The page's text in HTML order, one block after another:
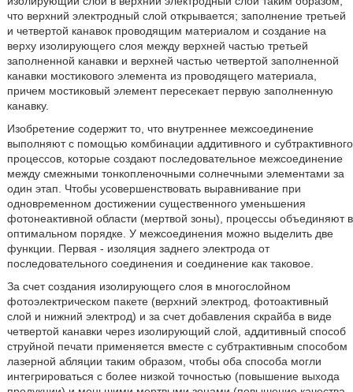
что верхний электродный слой открывается; заполнение третьей
и четвертой канавок проводящим материалом и создание на
верху изолирующего слоя между верхней частью третьей
заполненной канавки и верхней частью четвертой заполненной
канавки мостикового элемента из проводящего материала,
причем мостиковый элемент пересекает первую заполненную
канавку.
Изобретение содержит то, что внутреннее межсоединение
выполняют с помощью комбинации аддитивного и субтрактивного
процессов, которые создают последовательное межсоединение
между смежными тонкопленочными солнечными элементами за
один этап. Чтобы усовершенствовать выравнивание при
одновременном достижении существенного уменьшения
фотонеактивной области (мертвой зоны), процессы объединяют в
оптимальном порядке. У межсоединения можно выделить две
функции. Первая - изоляция заднего электрода от
последовательного соединения и соединение как таковое.
За счет создания изолирующего слоя в многослойном
фотоэлектрическом пакете (верхний электрод, фотоактивный
слой и нижний электрод) и за счет добавления скрайба в виде
четвертой канавки через изолирующий слой, аддитивный способ
струйной печати применяется вместе с субтрактивным способом
лазерной абляции таким образом, чтобы оба способа могли
интегрироваться с более низкой точностью (повышение выхода